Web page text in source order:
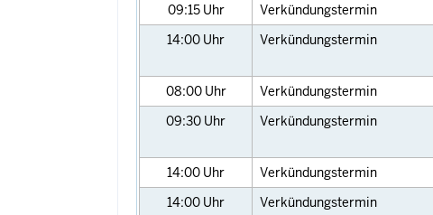
09:15 Uhr Verkündungstermin
14:00 Uhr Verkündungstermin
08:00 Uhr Verkündungstermin
09:30 Uhr Verkündungstermin
14:00 Uhr Verkündungstermin
14:00 Uhr Verkündungstermin